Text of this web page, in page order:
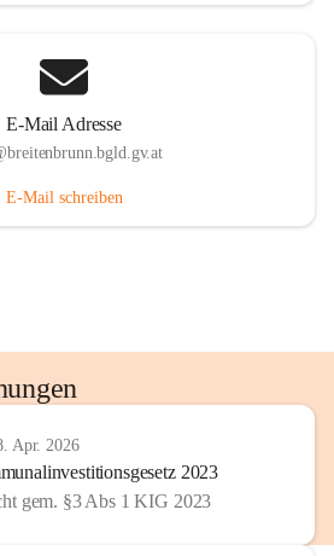
E-Mail Adresse
E-Mail schreiben
Apr. 2026
2023
gem. §3 Abs 1 KIG 2023